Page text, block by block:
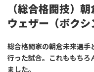
（総合格闘技）
ウェザー（ボクシ
総合格闘家の朝倉未来選手
行った試合。これももちろ
ました。